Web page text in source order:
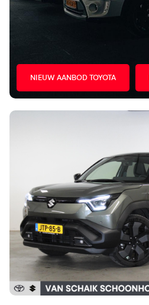
NIEUW AANBOD TOYOTA